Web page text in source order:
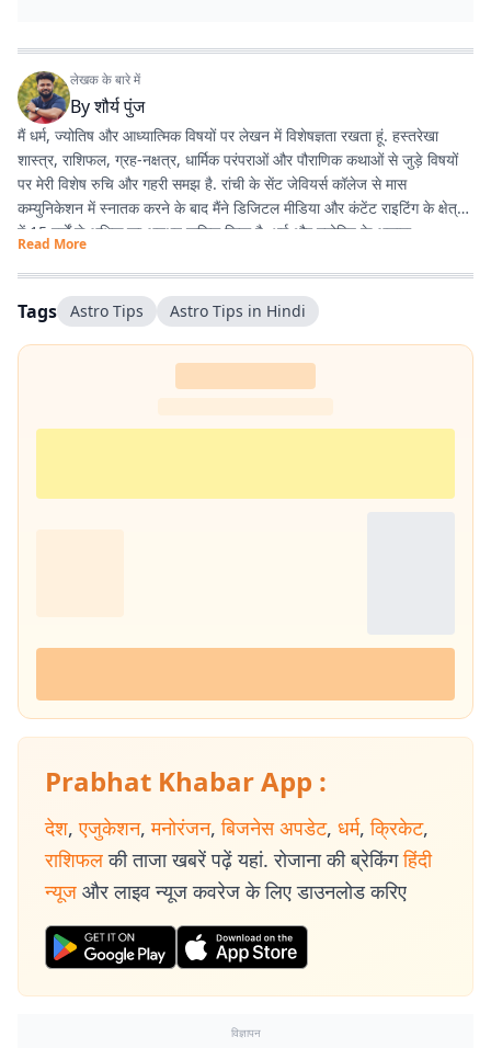
लेखक के बारे में
Byशौर्य पुंज
मैं धर्म, ज्योतिष और आध्यात्मिक विषयों पर लेखन में विशेषज्ञता रखता हूं. हस्तरेखा
शास्त्र, राशिफल, ग्रह-नक्षत्र, धार्मिक परंपराओं और पौराणिक कथाओं से जुड़े विषयों
पर मेरी विशेष रुचि और गहरी समझ है. रांची के सेंट जेवियर्स कॉलेज से मास
कम्युनिकेशन में स्नातक करने के बाद मैंने डिजिटल मीडिया और कंटेंट राइटिंग के क्षेत्र
में 15 वर्षों से अधिक का अनुभव हासिल किया है. धर्म और ज्योतिष के अलावा
एंटरटेनमेंट, लाइफस्टाइल और शिक्षा जैसे विषयों पर भी लगातार लेखन करता रहा हूं.
मेरी कोशिश रहती है कि जटिल विषयों को आसान, रोचक और भरोसेमंद तरीके से पाठकों
तक पहुंचाया जाए.
Read More
Tags Astro Tips Astro Tips in Hindi
Prabhat Khabar App :
देश, एजुकेशन, मनोरंजन, बिजनेस अपडेट, धर्म, क्रिकेट,
राशिफल की ताजा खबरें पढ़ें यहां. रोजाना की ब्रेकिंग हिंदी
न्यूज और लाइव न्यूज कवरेज के लिए डाउनलोड करिए
विज्ञापन